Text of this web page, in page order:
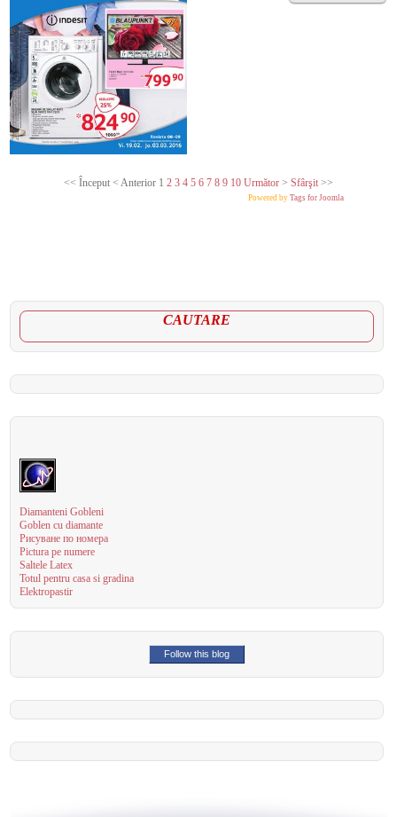
<< Început< Anterior 1 2 3 4 5 6 7 8 9 10 Următor> Sfârşit>>
Powered by Tags for Joomla
CAUTARE
Diamanteni Gobleni
Goblen cu diamante
Рисуване по номера
Pictura pe numere
Saltele Latex
Totul pentru casa si gradina
Elektropastir
Follow this blog